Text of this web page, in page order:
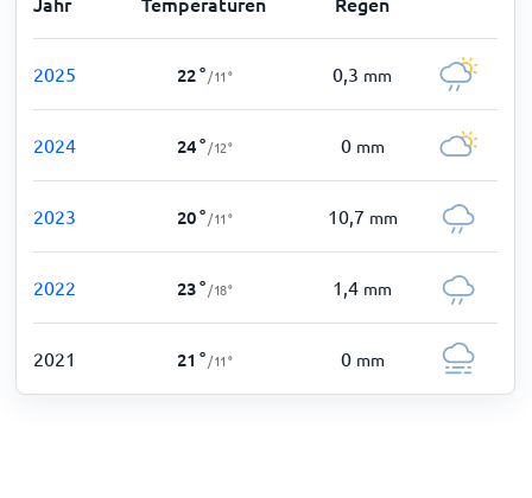
2025 22° /11° 0,3 mm
2024 24° /12° 0 mm
2023 20° /11° 10,7 mm
2022 23° /18° 1,4 mm
2021 21 ° /11° 0 mm